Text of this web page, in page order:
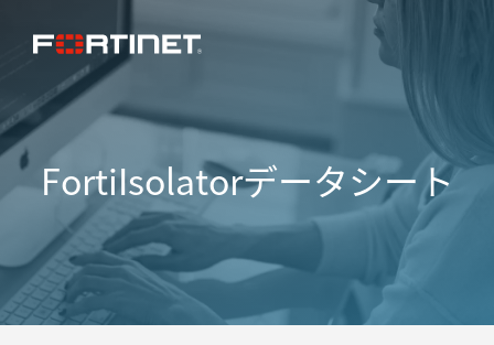
FortiIsolatorデータシート